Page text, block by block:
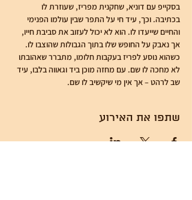
בסקייפ עם דוניא, שחקנית מפריז, שעוזרת לו
בכתיבה. וכך, עיד חי על התפר שבין עולמו הפנימי
והחיים שייעדו לו. הוא לא יכול לעזוב את סביבת חייו,
אך נאבק על החופש שלו בתוך הגבולות שהוצבו לו.
כשהוא נוסע לפריז בעקבות חלומו, מתברר שאהובתו
לא מחכה לו שם. עם מחזה מוכן ביד וגאווה בלבו, עיד
שב לרהט – אך אין מי שיקשיב לו שם.
שתפו את האירוע